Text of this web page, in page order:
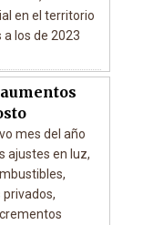
en el territorio
los de 2023
mes del año
ajustes en luz,
privados,